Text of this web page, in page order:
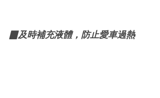
▉及時補充液體，防止愛車過熱